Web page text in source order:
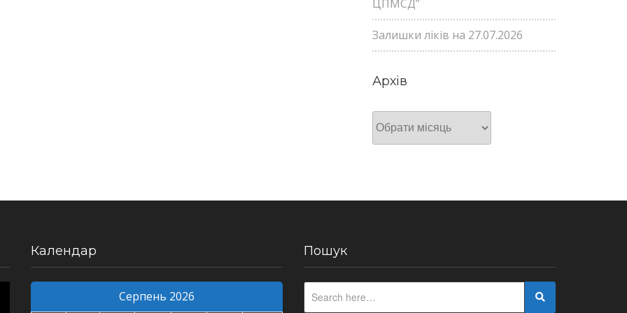
ЦПМСД”
Залишки ліків на 27.07.2026
Архів
Архів
Календар
Серпень 2026
Пошук